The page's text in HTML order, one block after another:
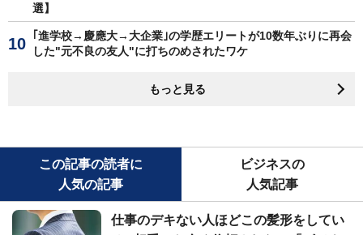
選】
｢進学校→慶應大→大企業｣の学歴エリートが10数年ぶりに再会
した"元不良の友人"に打ちのめされたワケ
もっと見る
この記事の読者に
人気の記事
ビジネスの
人気記事
仕事のデキない人ほどこの髪形をしてい